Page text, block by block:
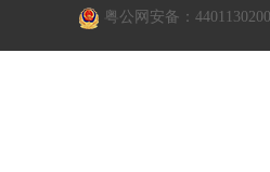
粤公网安备：